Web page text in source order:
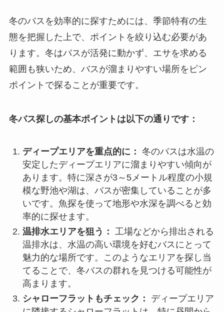
冬のバスを効率的に探すためには、季節特有の生
態を把握した上で、ポイントを絞り込む必要があ
ります。冬はバスが活発に動かず、エサを求める
範囲も狭いため、バスが溜まりやすい場所をピン
ポイントで探ることが重要です。
冬バス探しの基本ポイントは以下の通りです：
ディープエリアを重点的に： 冬のバスは水温の
安定したディープエリアに溜まりやすい傾向が
あります。特に深さが3～5メートル程度の小規
模な野池や湖は、バスが密集していることが多
いです。魚探を使って地形や水深を調べると効
率的に探せます。
温排水エリアを狙う：
工場などから排出される
温排水は、水温の高い環境を好むバスにとって
魅力的な場所です。このようなエリアを探し当
てることで、冬バスの群れを見つける可能性が
高まります。
シャローフラットもチェック：
ディープエリア